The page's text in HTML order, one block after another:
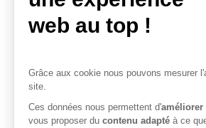
Une question
Vous avez besoin
Contactez-